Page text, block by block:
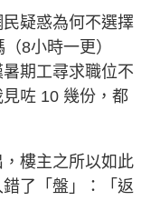
疑惑為何不選擇
8小時一更）
期工尋求職位不
咗 10 幾份，都
樓主之所以如此
了「盤」：「返